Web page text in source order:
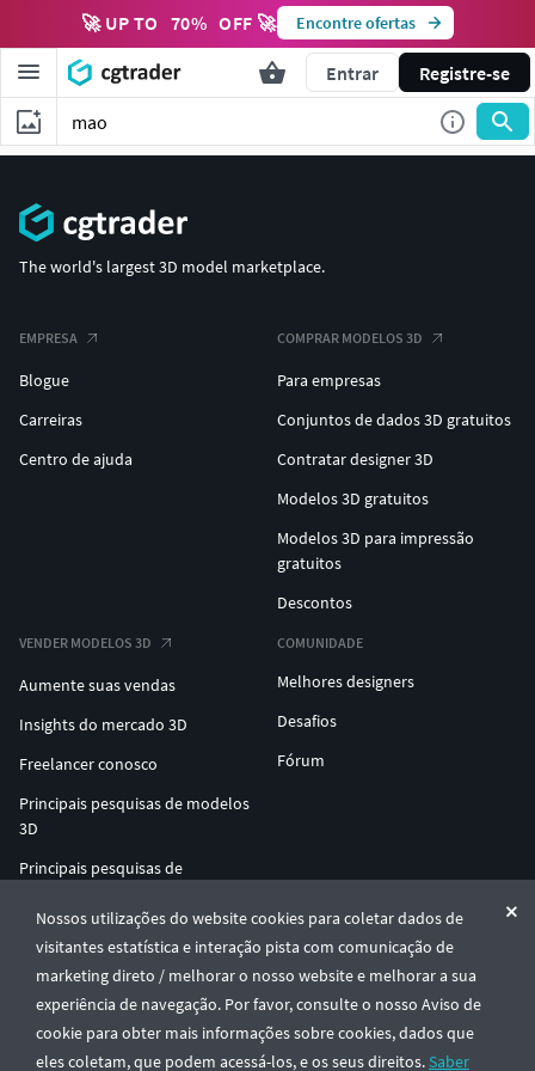
🚀 UP TO 70% OFF 🚀 Encontre ofertas
Entrar Registre-se
Nossos utilizações do website cookies para coletar dados de
visitantes estatística e interação pista com comunicação de
marketing direto / melhorar o nosso website e melhorar a sua
experiência de navegação. Por favor, consulte o nosso Aviso de
cookie para obter mais informações sobre cookies, dados que
eles coletam, que podem acessá-los, e os seus direitos. Saber
The world's largest 3D model marketplace.
EMPRESA
Blogue
Carreiras
Centro de ajuda
COMPRAR MODELOS 3D
Para empresas
Conjuntos de dados 3D gratuitos
Contratar designer 3D
Modelos 3D gratuitos
Modelos 3D para impressão
gratuitos
Descontos
VENDER MODELOS 3D
Aumente suas vendas
Insights do mercado 3D
Freelancer conosco
Principais pesquisas de modelos
3D
Principais pesquisas de
COMUNIDADE
Melhores designers
Desafios
Fórum
ENTERPRISE 3D AT SCALE
© CGTrader 2011-2026
UAB CGTrader, Antakalnio st. 17, Vilnius, Lithuania
Termos e CondiçõesPrivacidade🇵🇹 Português